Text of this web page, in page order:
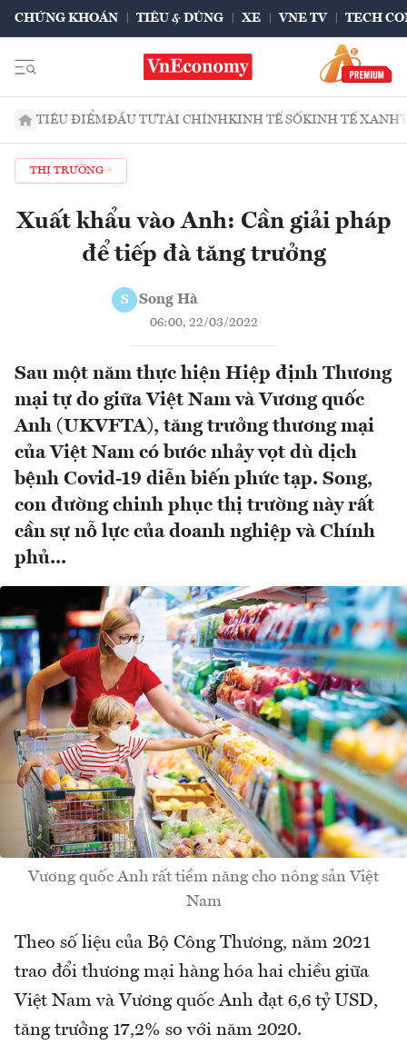
CHỨNG KHOÁN TIÊU & DÙNG XE VNE TV TECH
TIÊU ĐIỂMĐẦU TƯTÀI CHÍNHKINH TẾ SỐKINH TẾ XANH
THỊ TRƯỜNG
Xuất khẩu vào Anh: Cần giải pháp
để tiếp đà tăng trưởng
S Song Hà
06:00, 22/03/2022
Sau một năm thực hiện Hiệp định Thương
mại tự do giữa Việt Nam và Vương quốc
Anh (UKVFTA), tăng trưởng thương mại
của Việt Nam có bước nhảy vọt dù dịch
bệnh Covid-19 diễn biến phức tạp. Song,
con đường chinh phục thị trường này rất
cần sự nỗ lực của doanh nghiệp và Chính
phủ...
Vương quốc Anh rất tiềm năng cho nông sản Việt
Nam
Theo số liệu của Bộ Công Thương, năm 2021
trao đổi thương mại hàng hóa hai chiều giữa
Việt Nam và Vương quốc Anh đạt 6,6 tỷ USD,
tăng trưởng 17,2% so với năm 2020.